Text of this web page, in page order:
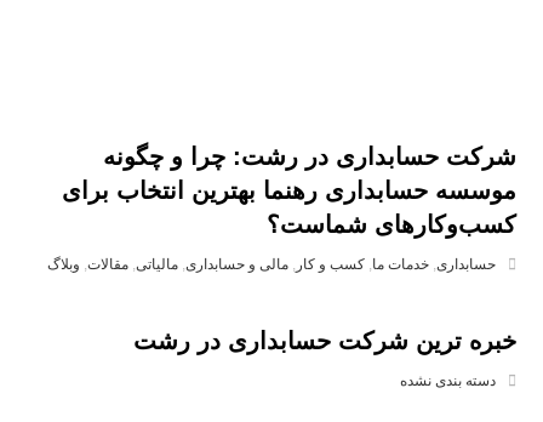
شرکت حسابداری در رشت: چرا و چگونه
موسسه حسابداری رهنما بهترین انتخاب برای
کسب‌وکارهای شماست؟
حسابداری,خدمات ما,کسب و کار ,مالی و حسابداری,مالیاتی,مقالات, وبلاگ
خبره ترین شرکت حسابداری در رشت
دسته بندی نشده